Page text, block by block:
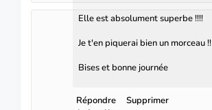
Elle est absolument superbe !!!!
Je t'en piquerai bien un morceau !!
Bises et bonne journée
Répondre Supprimer